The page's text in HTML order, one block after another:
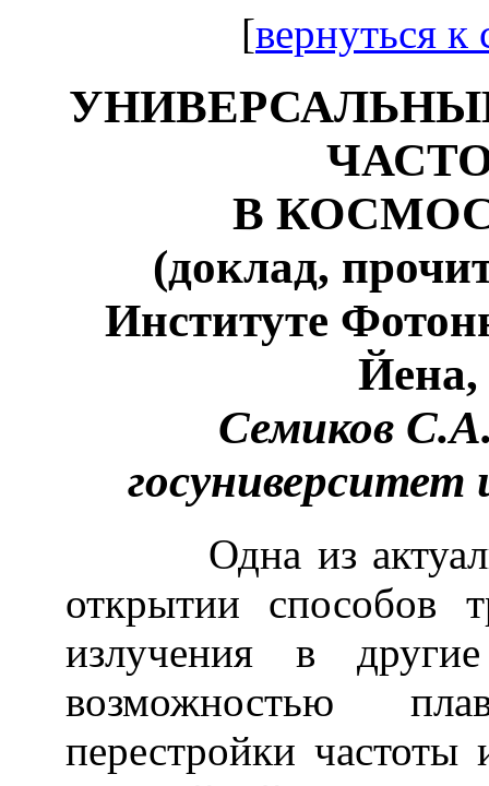
[вернуться
В
(доклад,
Институте
Йена,
Семиков
Одна из
открытии способов
излучения в
возможностью
перестройки